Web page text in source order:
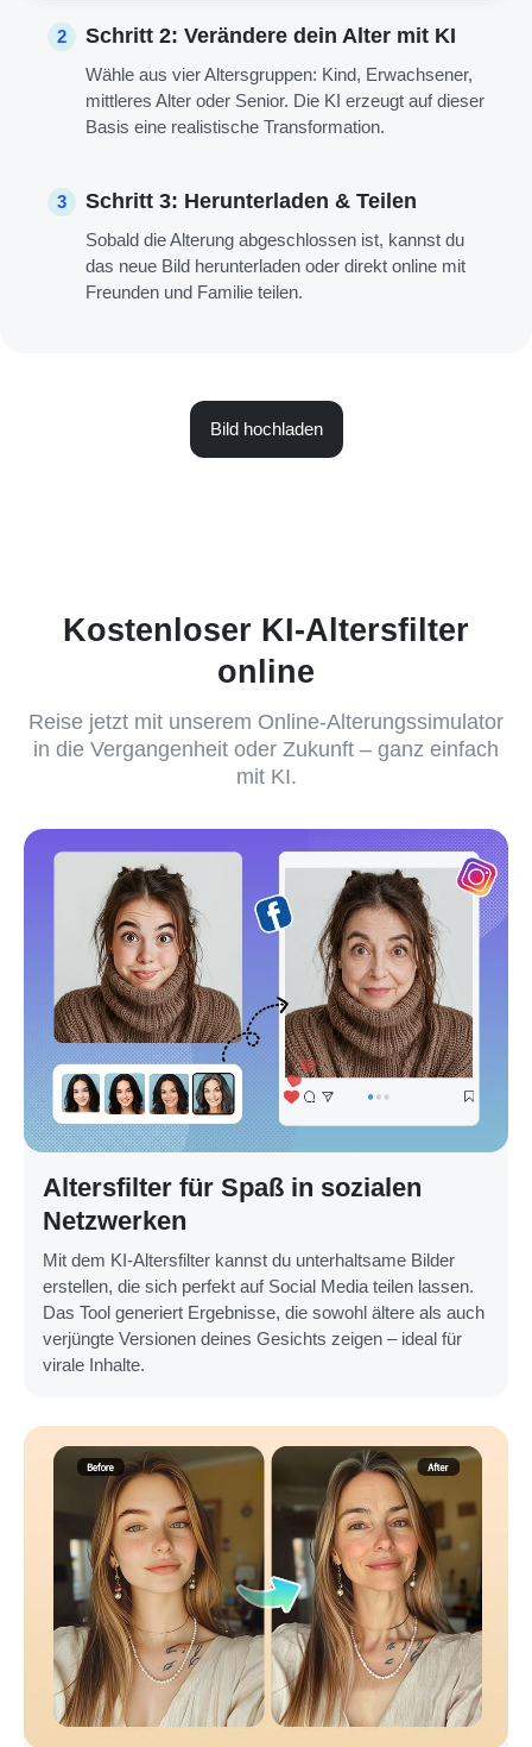
2 Schritt 2: Verändere dein Alter mit KI
Wähle aus vier Altersgruppen: Kind, Erwachsener,
mittleres Alter oder Senior. Die KI erzeugt auf dieser
Basis eine realistische Transformation.
3 Schritt 3: Herunterladen & Teilen
Sobald die Alterung abgeschlossen ist, kannst du
das neue Bild herunterladen oder direkt online mit
Freunden und Familie teilen.
Bild hochladen
Kostenloser KI-Altersfilter
online
Reise jetzt mit unserem Online-Alterungssimulator
in die Vergangenheit oder Zukunft – ganz einfach
mit KI.
Altersfilter für Spaß in sozialen
Netzwerken
Mit dem KI-Altersfilter kannst du unterhaltsame Bilder
erstellen, die sich perfekt auf Social Media teilen lassen.
Das Tool generiert Ergebnisse, die sowohl ältere als auch
verjüngte Versionen deines Gesichts zeigen – ideal für
virale Inhalte.